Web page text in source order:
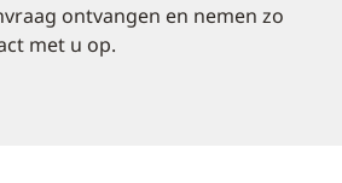
ontvangen en nemen zo
met u op.